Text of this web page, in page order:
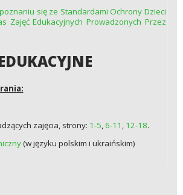
się ze Standardami Ochrony Dzieci
Zajęć Edukacyjnych Prowadzonych Przez
zajęcia, strony: 1-5, 6-11 , 12-18.
(w języku polskim i ukraińskim)